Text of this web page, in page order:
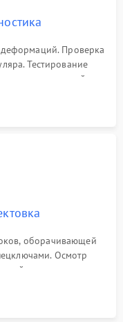
Проверка
Тестирование
кольца отстройки
внутренних
оборачивающей
Осмотр
пружин и
люфта, смещения